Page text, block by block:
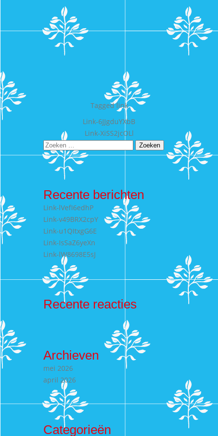
Taggedlink
navigatie
Link-6JJgduYXbB
Link-XiSS2jcOLl
Zoeken
naar:
Recente berichten
Link-lVefI6edhP
Link-v49BRX2cpY
Link-u1QItxgG6E
Link-IsSaZ6yeXn
Link-lW8698E5sJ
Recente reacties
Archieven
mei 2026
april 2026
Categorieën